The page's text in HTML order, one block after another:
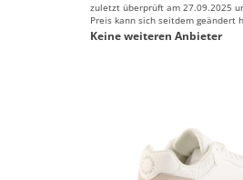
zuletzt überprüft am 27.09.2025
Preis kann sich seitdem geändert
Keine weiteren Anbieter